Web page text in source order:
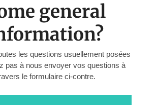
general
les questions usuellement posées
pas à nous envoyer vos questions à
le formulaire ci-contre.